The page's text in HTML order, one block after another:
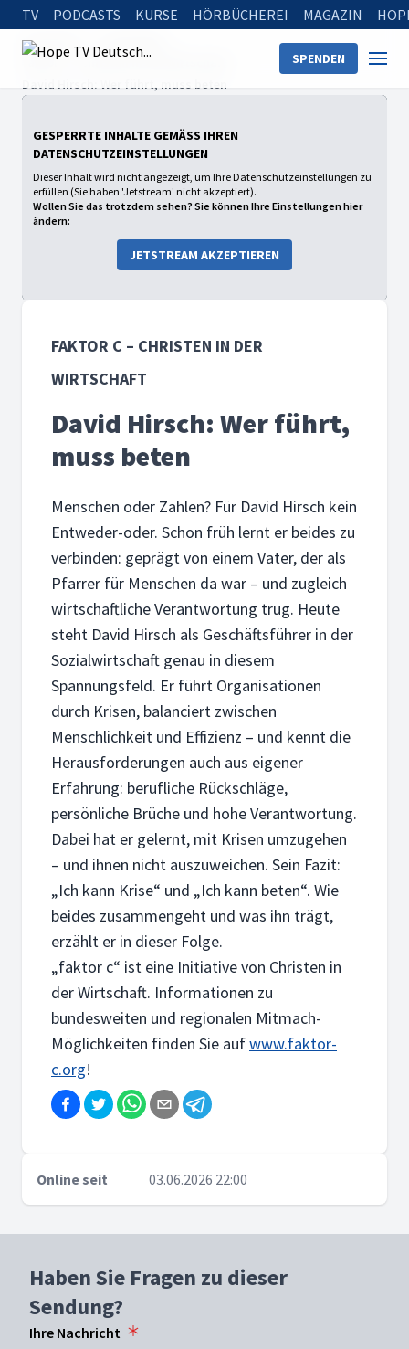
TV PODCASTS KURSE HÖRBÜCHEREI MAGAZIN
SPENDEN
Startseite
faktor c – Christen in der Wirtschaft
David Hirsch: Wer führt, muss beten
GESPERRTE INHALTE GEMÄSS IHREN D
ATENSCHUTZEINSTELLUNGEN
Dieser Inhalt wird nicht angezeigt, um Ihre Datenschutzeinstellungen zu
erfüllen (Sie haben 'Jetstream' nicht akzeptiert).
Wollen Sie das trotzdem sehen? Sie können Ihre Einstellungen hier
ändern:
JETSTREAM AKZEPTIEREN
FAKTOR C – CHRISTEN IN DER
WIRTSCHAFT
David Hirsch: Wer führt,
muss beten
Menschen oder Zahlen? Für David Hirsch kein
Entweder-oder. Schon früh lernt er beides zu
verbinden: geprägt von einem Vater, der als
Pfarrer für Menschen da war – und zugleich
wirtschaftliche Verantwortung trug. Heute
steht David Hirsch als Geschäftsführer in der
Sozialwirtschaft genau in diesem
Spannungsfeld. Er führt Organisationen
durch Krisen, balanciert zwischen
Menschlichkeit und Effizienz – und kennt die
Herausforderungen auch aus eigener
Erfahrung: berufliche Rückschläge,
persönliche Brüche und hohe Verantwortung.
Dabei hat er gelernt, mit Krisen umzugehen
– und ihnen nicht auszuweichen. Sein Fazit:
„Ich kann Krise“ und „Ich kann beten“. Wie
beides zusammengeht und was ihn trägt,
erzählt er in dieser Folge.
„faktor c“ ist eine Initiative von Christen in
der Wirtschaft. Informationen zu
bundesweiten und regionalen Mitmach-
Möglichkeiten finden Sie aufwww.faktor-
c.org!
Online seit 03.06.2026 22:00
Haben Sie Fragen zu dieser
Sendung?
Ihre Nachricht